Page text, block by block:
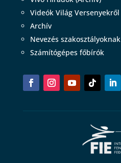
Videók Világ Versenyekről
Archív
Nevezés szakosztályoknak
Számítógépes főbírók